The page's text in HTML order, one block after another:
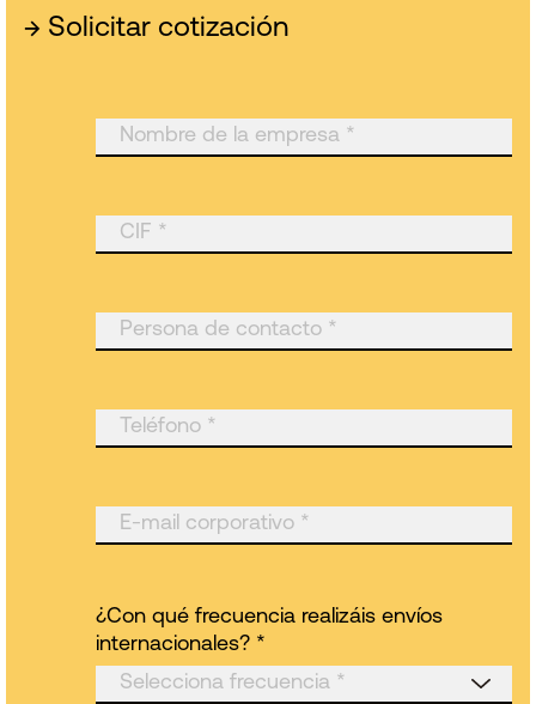
→ Solicitar cotización
¿Con qué frecuencia realizáis envíos
internacionales? *